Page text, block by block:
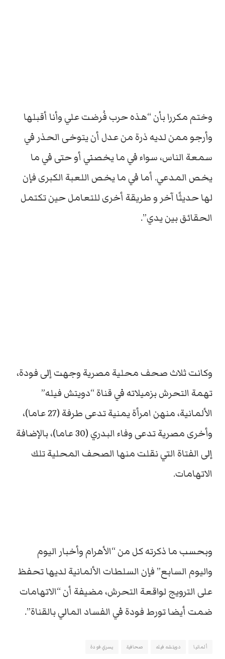
وختم مكررا بأن “هذه حرب فُرضت علي وأنا أقبلها
وأرجو ممن لديه ذرة من عدل أن يتوخى الحذر في
سمعة الناس، سواء في ما يخصني أو حتى في ما
يخص المدعي. أما في ما يخص اللعبة الكبرى فإن
لها حديثًا آخر و طريقة أخرى للتعامل حين تكتمل
الحقائق بين يدي”.
وكانت ثلاث صحف محلية مصرية وجهت إلى فودة،
تهمة التحرش بزميلاته في قناة “دويتش فيله”
الألمانية، منهن امرأة يمنية تدعى طرفة (27 عاما)،
وأخرى مصرية تدعى وفاء البدري (30 عاما)، بالإضافة
إلى الفتاة التي نقلت منها الصحف المحلية تلك
الاتهامات.
وبحسب ما ذكرته كل من “الأهرام وأخبار اليوم
واليوم السابع” فإن السلطات الألمانية لديها تحفظ
على الترويج لواقعة التحرش، مضيفة أن “الاتهامات
ضمت أيضا تورط فودة في الفساد المالي بالقناة”.
ألمانيا دويتشه فيله صحافية يسري فودة